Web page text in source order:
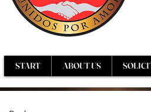
START ABOUT US